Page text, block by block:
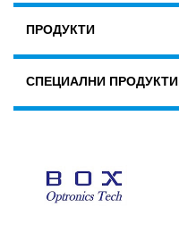
ПРОДУКТИ
СПЕЦИАЛНИ ПРОДУКТИ